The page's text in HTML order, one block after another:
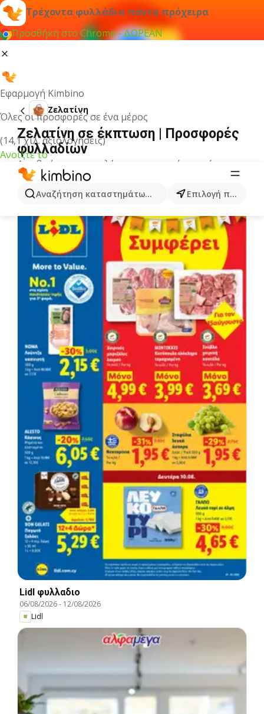
Τρέχοντα φυλλάδια πάντα πρόχειρα
Προσθήκη στο Chrome - ΔΩΡΕΑΝ
Εφαρμογή Kimbino
Όλες οι προσφορές σε ένα μέρος
(14,1 χιλ. αξιολογήσεις)
Ανοίξτε το
Αναζήτηση καταστημάτων, κατηγοριών, προϊόντων...
Επιλογή πόλης
Ζελατίνη
Ζελατίνη σε έκπτωση | Προσφορές
φυλλαδίων
Δεν βρήκαμε αποτελέσματα για αυτόν τον όρο.
Άλλα φυλλάδια από την κατηγορία
Lidl φυλλαδιο
06/08/2026- 12/08/2026
Lidl